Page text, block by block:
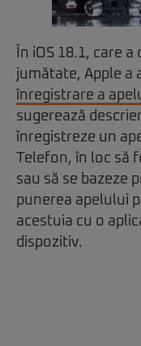
În iOS 18.1, care
jumătate, Apple a
înregistrare a
sugerează
înregistreze un
Telefon, în loc să
sau să se bazeze
punerea apelului
acestuia cu o
dispozitiv.